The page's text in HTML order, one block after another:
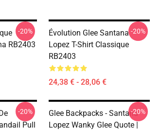
RB2403
-20%
Évolution Glee Santana
Lopez T-Shirt Classique
RB2403
24,38 € - 28,06 €
-20%
Pull
-20%
Glee Backpacks - Santana
Lopez Wanky Glee Quote |
-20%